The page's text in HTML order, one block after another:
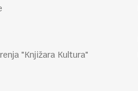
"Knjižara Kultura"